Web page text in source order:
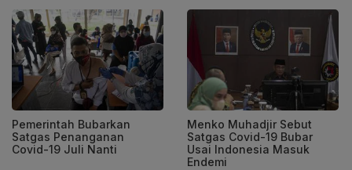
Pemerintah Bubarkan
Satgas Penanganan
Covid-19 Juli Nanti
Menko Muhadjir Sebut
Satgas Covid-19 Bubar
Usai Indonesia Masuk
Endemi